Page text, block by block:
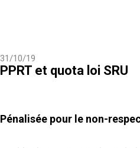
31/10/19
PPRT et quota loi SRU
Pénalisée pour le non-